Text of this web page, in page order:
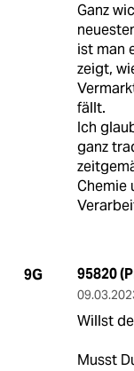
Ganz
ist man
zeigt,
fällt.
Ich
ganz
Chemie
9G 95820
Willst
Musst